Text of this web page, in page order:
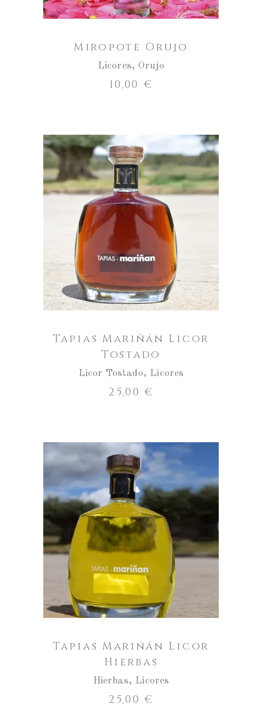
Miropote Orujo
Licores, Orujo
10,00 €
Tapias
Mariñán
Licor
Tostado
cantidad
AÑADIR AL CARRITO
Tapias Mariñán Licor
Tostado
Licor Tostado, Licores
25,00€
Tapias
Mariñán
Licor
Hierbas
cantidad
AÑADIR AL CARRITO
Tapias Mariñán Licor
Hierbas
Hierbas, Licores
25,00€